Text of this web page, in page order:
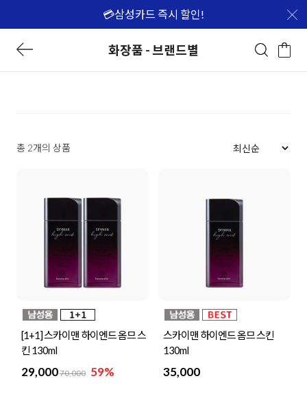
💳삼성카드 즉시 할인!
화장품 - 브랜드별
총 2개의 상품
[1+1] 스카이맨 하이엔드 옴므 스
킨 130ml
29,00070,000 59%
스카이맨 하이엔드 옴므 스킨
130ml
35,000